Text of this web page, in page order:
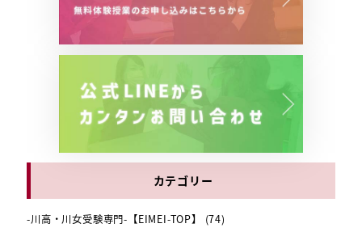
カテゴリー
-川高・川女受験専門-【EIMEI-TOP】
(74)